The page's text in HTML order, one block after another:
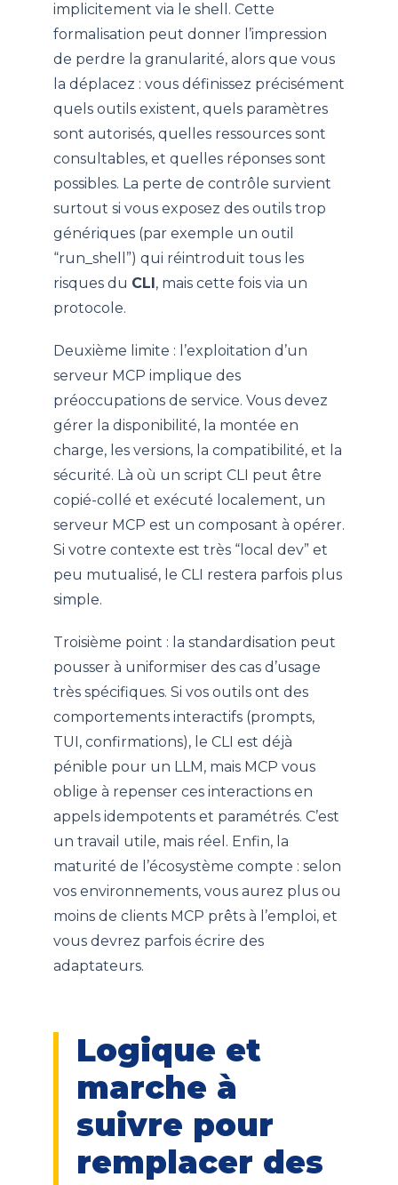
implicitement via le shell. Cette
formalisation peut donner l’impression
de perdre la granularité, alors que vous
la déplacez : vous définissez précisément
quels outils existent, quels paramètres
sont autorisés, quelles ressources sont
consultables, et quelles réponses sont
possibles. La perte de contrôle survient
surtout si vous exposez des outils trop
génériques (par exemple un outil
“run_shell”) qui réintroduit tous les
risques du CLI , mais cette fois via un
protocole.
Deuxième limite : l’exploitation d’un
serveur MCP implique des
préoccupations de service. Vous devez
gérer la disponibilité, la montée en
charge, les versions, la compatibilité, et la
sécurité. Là où un script CLI peut être
copié-collé et exécuté localement, un
serveur MCP est un composant à opérer.
Si votre contexte est très “local dev” et
peu mutualisé, le CLI restera parfois plus
simple.
Troisième point : la standardisation peut
pousser à uniformiser des cas d’usage
très spécifiques. Si vos outils ont des
comportements interactifs (prompts,
TUI, confirmations), le CLI est déjà
pénible pour un LLM, mais MCP vous
oblige à repenser ces interactions en
appels idempotents et paramétrés. C’est
un travail utile, mais réel. Enfin, la
maturité de l’écosystème compte : selon
vos environnements, vous aurez plus ou
moins de clients MCP prêts à l’emploi, et
vous devrez parfois écrire des
adaptateurs.
Logique et
marche à
suivre pour
remplacer des